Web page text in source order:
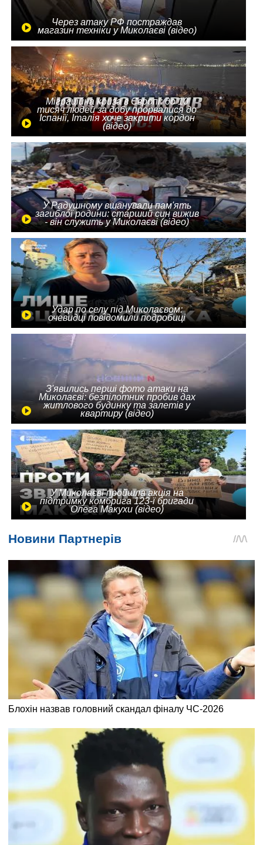
Через атаку РФ постраждав
магазин техніки у Миколаєві (відео)
Міграційна криза в Європі: до 10
тисяч людей за добу прорвалися до
Іспанії, Італія хоче закрити кордон
(відео)
У Радушному вшанували пам'ять
загиблої родини: старший син вижив
- він служить у Миколаєві (відео)
Удар по селу під Миколаєвом:
очевидці повідомили подробиці
З'явились перші фото атаки на
Миколаєві: безпілотник пробив дах
житлового будинку та залетів у
квартиру (відео)
У Миколаєві пройшла акція на
підтримку комбрига 123-ї бригади
Олега Макухи (відео)